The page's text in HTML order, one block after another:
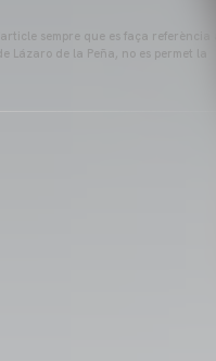
sempre que es faça referència a
Lázaro de la Peña, no es permet la